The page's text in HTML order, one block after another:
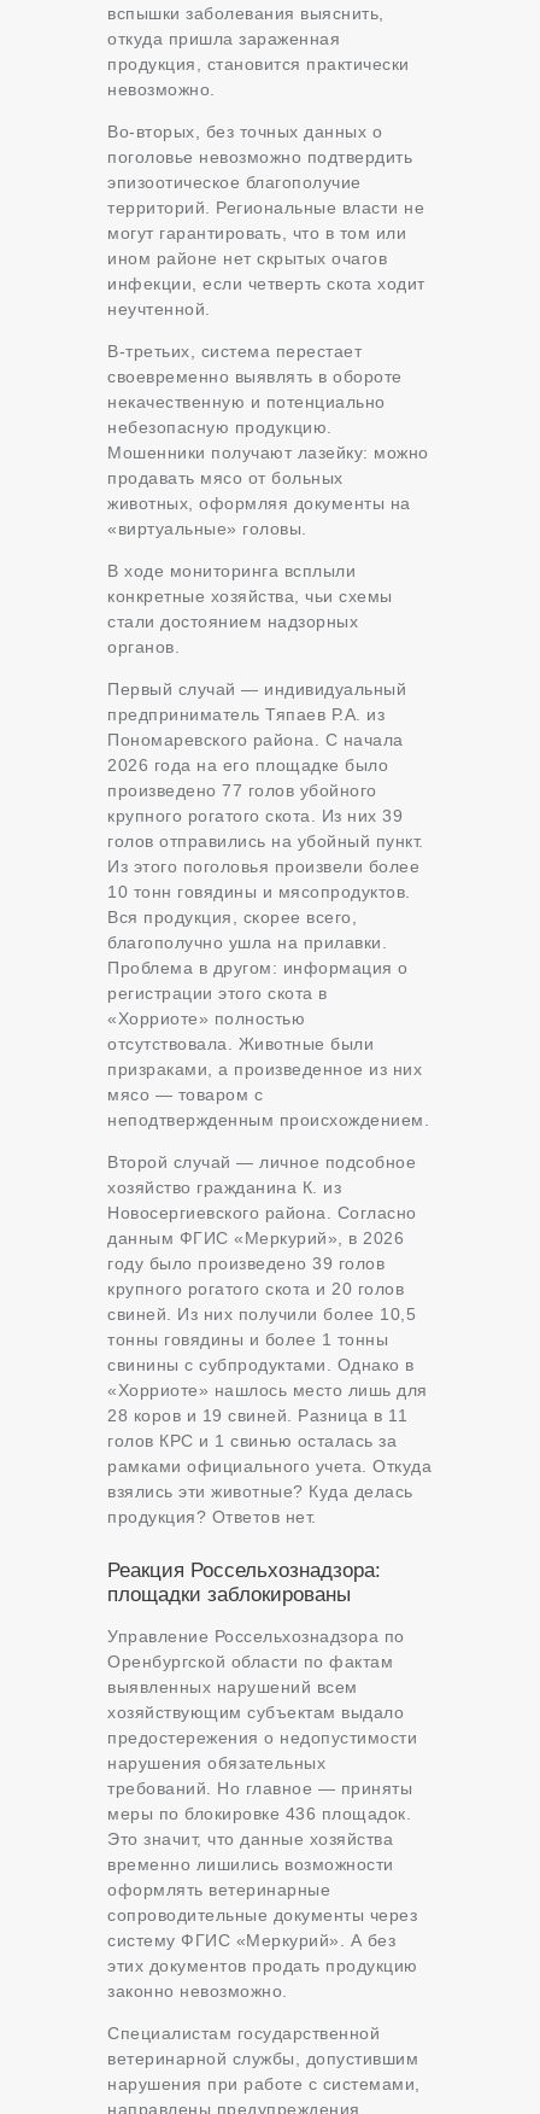
вспышки заболевания выяснить,
откуда пришла зараженная
продукция, становится практически
невозможно.
Во-вторых, без точных данных о
поголовье невозможно подтвердить
эпизоотическое благополучие
территорий. Региональные власти не
могут гарантировать, что в том или
ином районе нет скрытых очагов
инфекции, если четверть скота ходит
неучтенной.
В-третьих, система перестает
своевременно выявлять в обороте
некачественную и потенциально
небезопасную продукцию.
Мошенники получают лазейку: можно
продавать мясо от больных
животных, оформляя документы на
«виртуальные» головы.
В ходе мониторинга всплыли
конкретные хозяйства, чьи схемы
стали достоянием надзорных
органов.
Первый случай — индивидуальный
предприниматель Тяпаев Р.А. из
Пономаревского района. С начала
2026 года на его площадке было
произведено 77 голов убойного
крупного рогатого скота. Из них 39
голов отправились на убойный пункт.
Из этого поголовья произвели более
10 тонн говядины и мясопродуктов.
Вся продукция, скорее всего,
благополучно ушла на прилавки.
Проблема в другом: информация о
регистрации этого скота в
«Хорриоте» полностью
отсутствовала. Животные были
призраками, а произведенное из них
мясо — товаром с
неподтвержденным происхождением.
Второй случай — личное подсобное
хозяйство гражданина К. из
Новосергиевского района. Согласно
данным ФГИС «Меркурий», в 2026
году было произведено 39 голов
крупного рогатого скота и 20 голов
свиней. Из них получили более 10,5
тонны говядины и более 1 тонны
свинины с субпродуктами. Однако в
«Хорриоте» нашлось место лишь для
28 коров и 19 свиней. Разница в 11
голов КРС и 1 свинью осталась за
рамками официального учета. Откуда
взялись эти животные? Куда делась
продукция? Ответов нет.
Реакция Россельхознадзора:
площадки заблокированы
Управление Россельхознадзора по
Оренбургской области по фактам
выявленных нарушений всем
хозяйствующим субъектам выдало
предостережения о недопустимости
нарушения обязательных
требований. Но главное — приняты
меры по блокировке 436 площадок.
Это значит, что данные хозяйства
временно лишились возможности
оформлять ветеринарные
сопроводительные документы через
систему ФГИС «Меркурий». А без
этих документов продать продукцию
законно невозможно.
Специалистам государственной
ветеринарной службы, допустившим
нарушения при работе с системами,
направлены предупреждения